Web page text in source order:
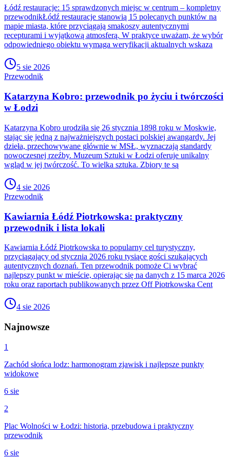
Łódź restauracje: 15 sprawdzonych miejsc w centrum – kompletny
przewodnikŁódź restauracje stanowią 15 polecanych punktów na
mapie miasta, które przyciągają smakoszy autentycznymi
recepturami i wyjątkową atmosferą. W praktyce uważam, że wybór
odpowiedniego obiektu wymaga weryfikacji aktualnych wskaza
5 sie 2026
Przewodnik
Katarzyna Kobro: przewodnik po życiu i twórczości
w Łodzi
Katarzyna Kobro urodziła się 26 stycznia 1898 roku w Moskwie,
stając się jedną z najważniejszych postaci polskiej awangardy. Jej
dzieła, przechowywane głównie w MSŁ, wyznaczają standardy
nowoczesnej rzeźby. Muzeum Sztuki w Łodzi oferuje unikalny
wgląd w jej twórczość. To wielka sztuka. Zbiory te są
4 sie 2026
Przewodnik
Kawiarnia Łódź Piotrkowska: praktyczny
przewodnik i lista lokali
Kawiarnia Łódź Piotrkowska to popularny cel turystyczny,
przyciągający od stycznia 2026 roku tysiące gości szukających
autentycznych doznań. Ten przewodnik pomoże Ci wybrać
najlepszy punkt w mieście, opierając się na danych z 15 marca 2026
roku oraz raportach publikowanych przez Off Piotrkowska Cent
4 sie 2026
Najnowsze
1
Zachód słońca lodz: harmonogram zjawisk i najlepsze punkty
widokowe
6 sie
2
Plac Wolności w Łodzi: historia, przebudowa i praktyczny
przewodnik
6 sie